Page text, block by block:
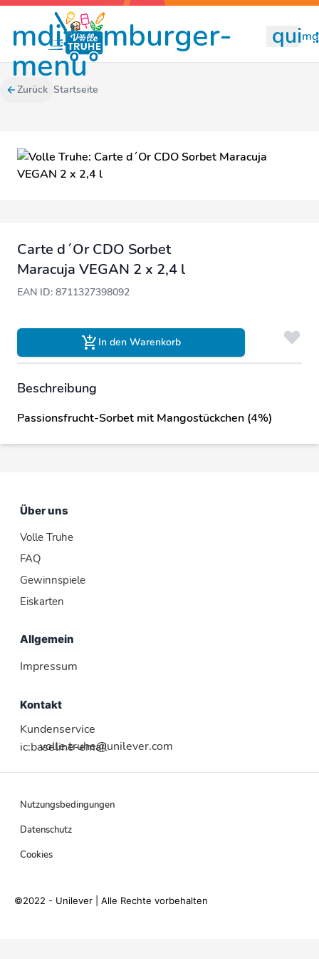
mdi:hamburger-
menu
Zurück Startseite
Carte d´Or CDO Sorbet
Maracuja VEGAN 2 x 2,4 l
EAN ID: 8711327398092
In den Warenkorb
Beschreibung
Passionsfrucht-Sorbet mit Mangostückchen (4%)
Über uns
Volle Truhe
FAQ
Gewinnspiele
Eiskarten
Allgemein
Impressum
Kontakt
Kundenservice
ic:baseline-email
volle.truhe@unilever.com
Nutzungsbedingungen
Datenschutz
Cookies
©2022 - Unilever | Alle Rechte vorbehalten